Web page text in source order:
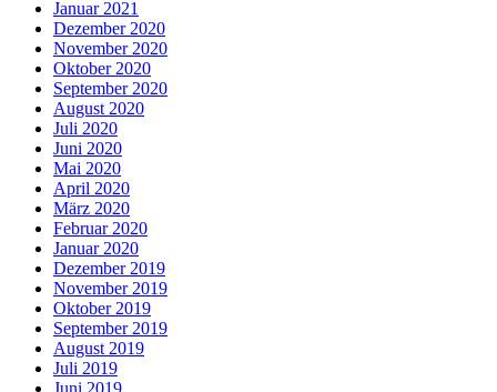
Januar 2021
Dezember 2020
November 2020
Oktober 2020
September 2020
August 2020
Juli 2020
Juni 2020
Mai 2020
April 2020
März 2020
Februar 2020
Januar 2020
Dezember 2019
November 2019
Oktober 2019
September 2019
August 2019
Juli 2019
Juni 2019